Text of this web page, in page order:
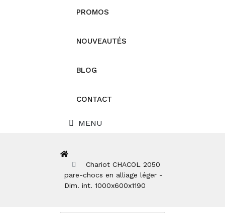
PROMOS
NOUVEAUTÉS
BLOG
CONTACT
MENU
Chariot CHACOL 2050
pare-chocs en alliage léger -
Dim. int. 1000x600x1190